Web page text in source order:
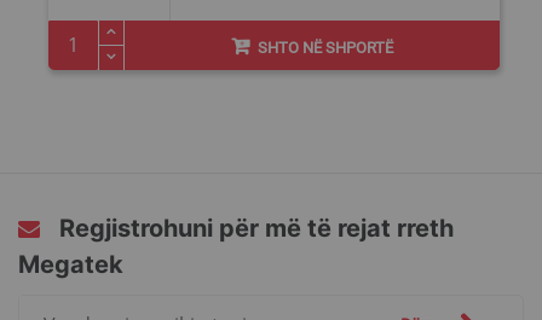
SHTO NË SHPORTË
Regjistrohuni për më të rejat rreth
Megatek